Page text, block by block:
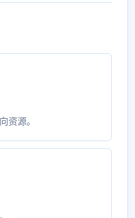
资源。